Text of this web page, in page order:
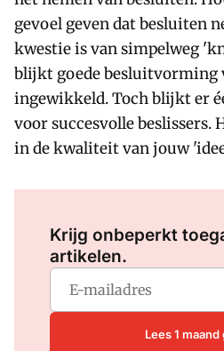
gevoel geven dat besluiten
kwestie is van simpelweg
blijkt goede besluitvorming
ingewikkeld. Toch blijkt er
voor succesvolle beslissers.
in de kwaliteit van jouw
Krijg onbeperkt
artikelen.
Lees 1 maand